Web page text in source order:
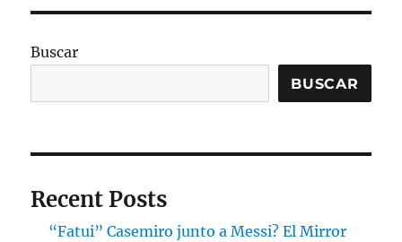
Buscar
BUSCAR
Recent Posts
“Fatui” Casemiro junto a Messi? El Mirror